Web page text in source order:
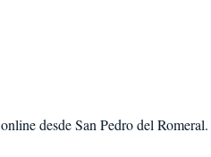
online desde San Pedro del Romeral.